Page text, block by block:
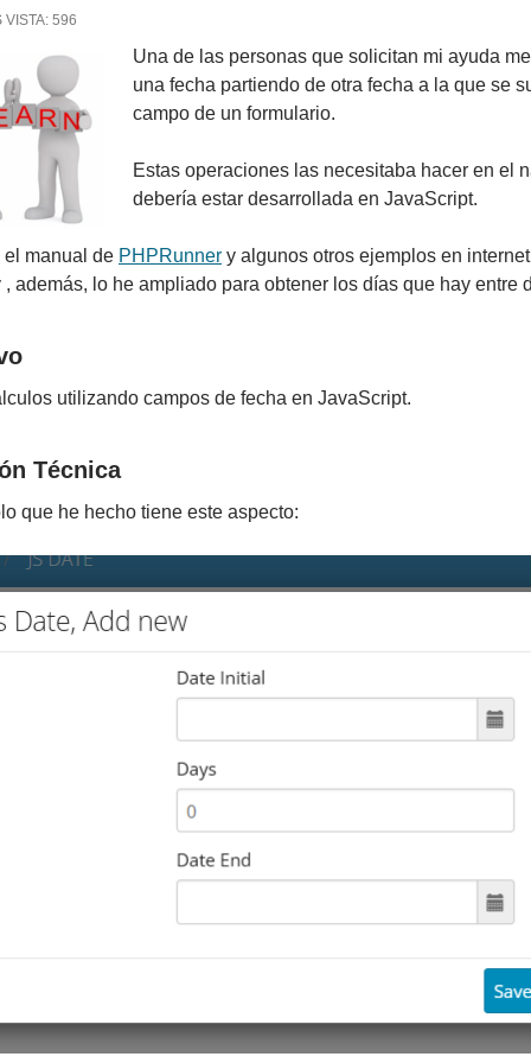
VISTA: 596
Una de las personas que solicitan mi ayuda
una fecha partiendo de otra fecha a la que se
campo de un formulario.
Estas operaciones las necesitaba hacer en el
debería estar desarrollada en JavaScript.
el manual de PHPRunner y algunos otros ejemplos en
, además, lo he ampliado para obtener los días que hay entre
utilizando campos de fecha en JavaScript.
Técnica
que he hecho tiene este aspecto: